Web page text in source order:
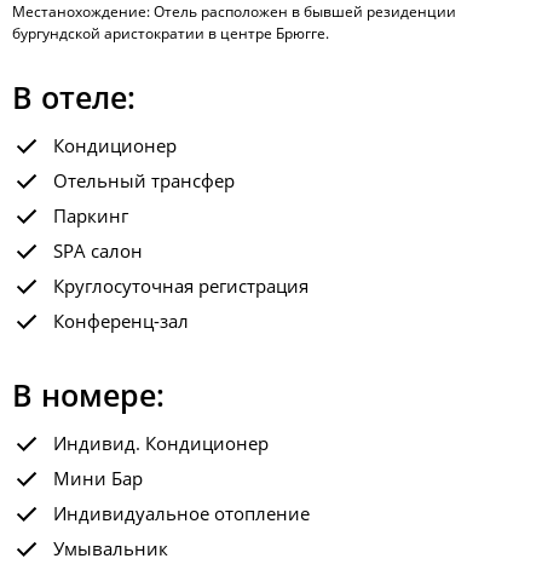
Местанохождение: Отель расположен в бывшей резиденции
бургундской аристократии в центре Брюгге.
В отеле:
Кондиционер
Отельный трансфер
Паркинг
SPA салон
Круглосуточная регистрация
Конференц-зал
В номере:
Индивид. Кондиционер
Мини Бар
Индивидуальное отопление
Умывальник